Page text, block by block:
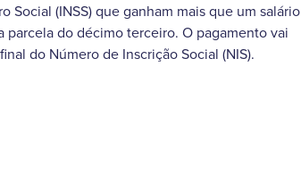
(INSS) que ganham mais que um salário
parcela do décimo terceiro. O pagamento vai
do Número de Inscrição Social (NIS).